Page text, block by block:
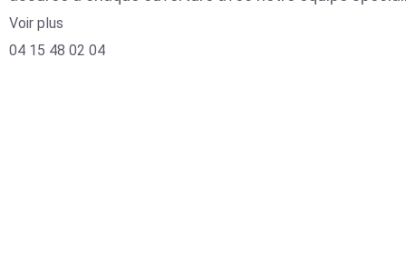
Voir plus
04 15 48 02 04